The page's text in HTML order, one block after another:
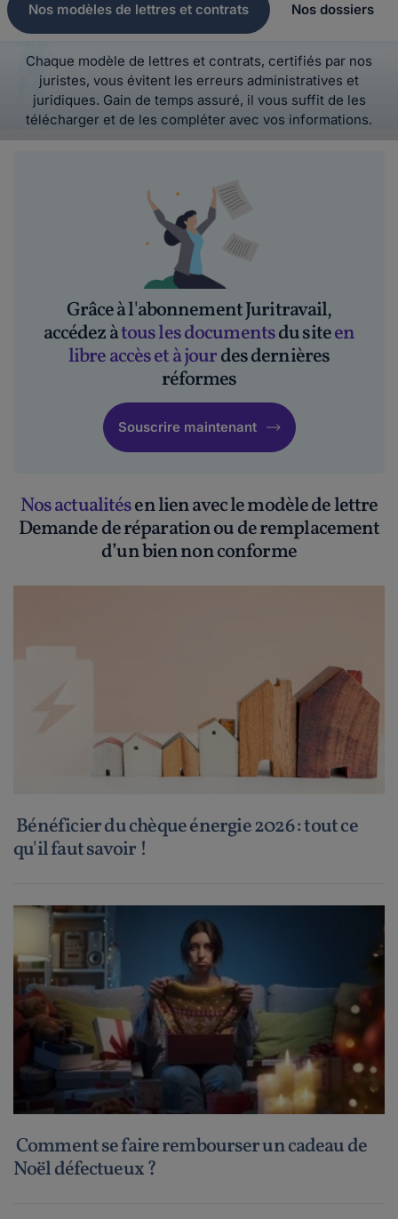
Nos modèles de lettres et contrats Nos dossiers
Chaque modèle de lettres et contrats, certifiés par nos
juristes, vous évitent les erreurs administratives et
juridiques. Gain de temps assuré, il vous suffit de les
télécharger et de les compléter avec vos informations.
Grâce à l'abonnement Juritravail,
accédez àtous les documentsdu siteen
libre accès et à jourdes dernières
réformes
Souscrire maintenant
Nos actualitésen lien avec le modèle de lettre
Demande de réparation ou de remplacement
d’un bien non conforme
Bénéficier du chèque énergie 2026 : tout ce
qu'il faut savoir !
Comment se faire rembourser un cadeau de
Noël défectueux ?